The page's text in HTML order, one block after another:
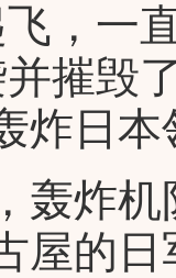
，一
摧毁
炸日
轰炸机
屋的